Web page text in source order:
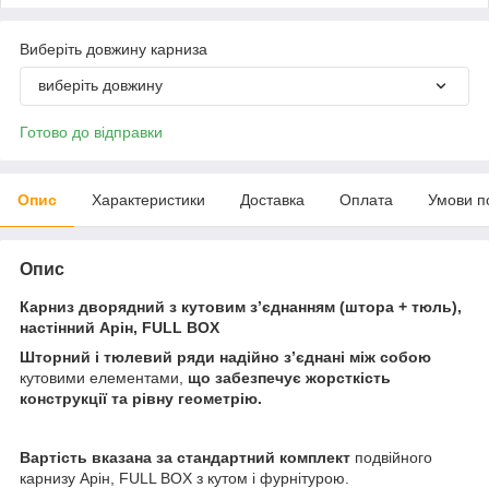
Виберіть довжину карниза
виберіть довжину
Готово до відправки
Опис Характеристики Доставка Оплата Умови
Опис
Карниз дворядний з кутовим з’єднанням (штора + тюль),
настінний Арін, FULL BOX
Шторний і тюлевий ряди надійно з’єднані між собою
кутовими елементами, що забезпечує жорсткість
конструкції та рівну геометрію.
Вартість вказана за стандартний комплект подвійного
карнизу Арін, FULL BOX з кутом і фурнітурою.